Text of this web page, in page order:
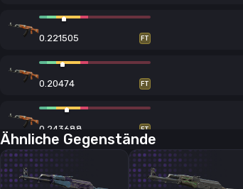
0.221505 FT
0.20474 FT
0.243688 FT
0.174347 FT
Ähnliche Gegenstände